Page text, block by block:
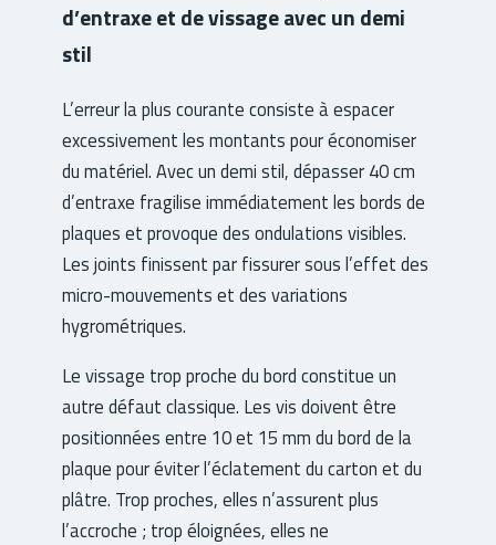
d’entraxe et de vissage avec un demi
stil
L’erreur la plus courante consiste à espacer
excessivement les montants pour économiser
du matériel. Avec un demi stil, dépasser 40 cm
d’entraxe fragilise immédiatement les bords de
plaques et provoque des ondulations visibles.
Les joints finissent par fissurer sous l’effet des
micro-mouvements et des variations
hygrométriques.
Le vissage trop proche du bord constitue un
autre défaut classique. Les vis doivent être
positionnées entre 10 et 15 mm du bord de la
plaque pour éviter l’éclatement du carton et du
plâtre. Trop proches, elles n’assurent plus
l’accroche ; trop éloignées, elles ne